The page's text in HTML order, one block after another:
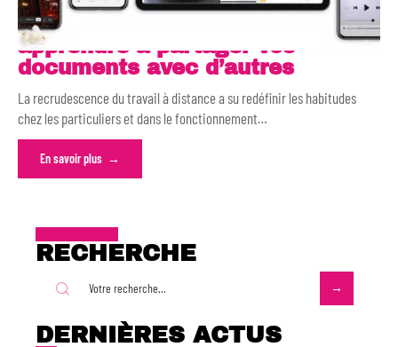
apprendre à partager vos
documents avec d’autres
La recrudescence du travail à distance a su redéfinir les habitudes
chez les particuliers et dans le fonctionnement…
En savoir plus
RECHERCHE
DERNIÈRES ACTUS